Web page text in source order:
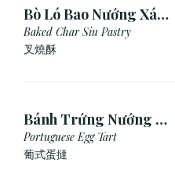
Bò Ló Bao Nướng Xá
Xíu (1 Cái)
Baked Char Siu Pastry
叉燒酥
Bánh Trứng Nướng Bồ
Đào Nha (2 Cái)
Portuguese Egg Tart
葡式蛋撻